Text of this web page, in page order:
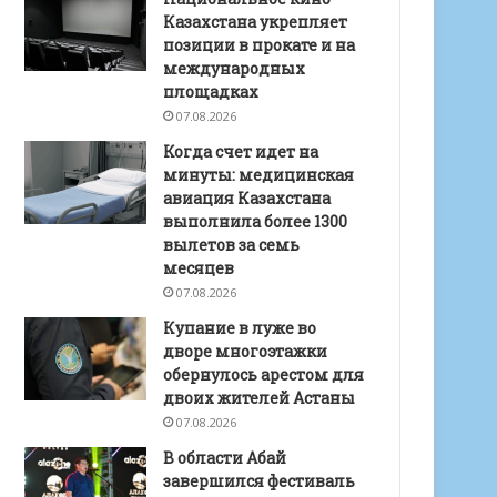
Казахстана укрепляет
позиции в прокате и на
международных
площадках
07.08.2026
Когда счет идет на
минуты: медицинская
авиация Казахстана
выполнила более 1300
вылетов за семь
месяцев
07.08.2026
Купание в луже во
дворе многоэтажки
обернулось арестом для
двоих жителей Астаны
07.08.2026
В области Абай
завершился фестиваль